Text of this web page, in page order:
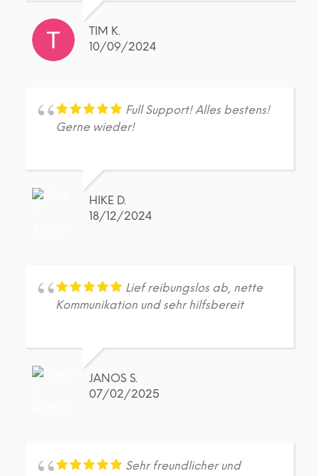
TIM K.
10/09/2024
Full Support! Alles bestens!
Gerne wieder!
HIKE D.
18/12/2024
Lief reibungslos ab, nette
Kommunikation und sehr hilfsbereit
JANOS S.
07/02/2025
Sehr freundlicher und